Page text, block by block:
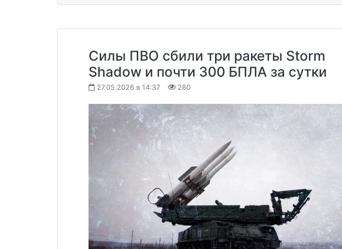
Силы ПВО сбили три ракеты Storm
Shadow и почти 300 БПЛА за сутки
27.05.2026 в 14:37 280